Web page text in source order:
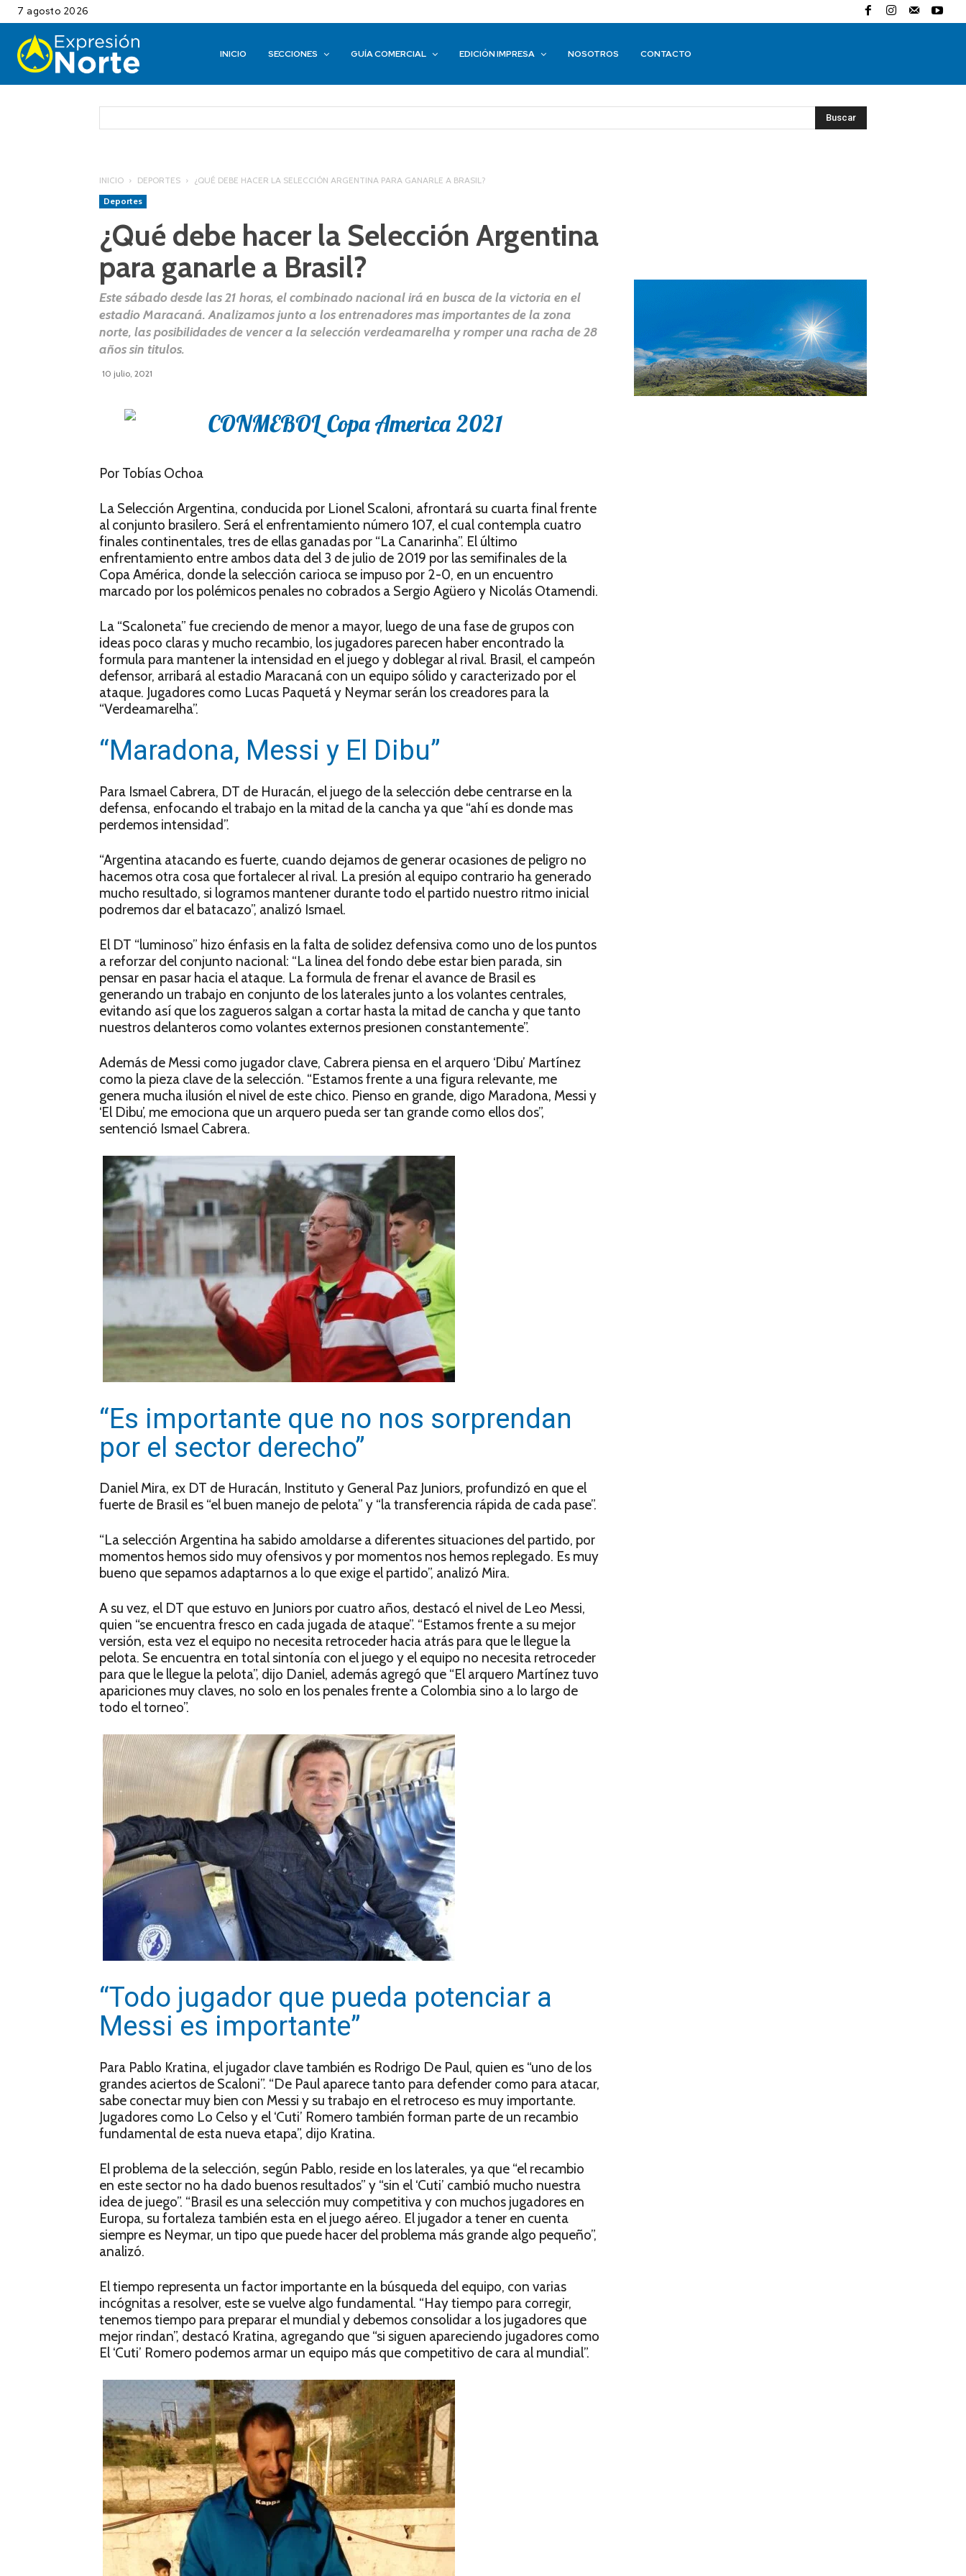
7 agosto 2026
INICIO SECCIONES GUÍA COMERCIAL EDICIÓN IMPRESA NOSOTROS CONTACTO
Buscar
INICIO DEPORTES
¿QUÉ DEBE HACER LA SELECCIÓN ARGENTINA PARA GANARLE A BRASIL?
Deportes
¿Qué debe hacer la Selección Argentina
para ganarle a Brasil?
Este sábado desde las 21 horas, el combinado nacional irá en busca de la victoria en el
estadio Maracaná. Analizamos junto a los entrenadores mas importantes de la zona
norte, las posibilidades de vencer a la selección verdeamarelha y romper una racha de 28
años sin titulos.
10 julio, 2021
Por Tobías Ochoa
La Selección Argentina, conducida por Lionel Scaloni, afrontará su cuarta final frente
al conjunto brasilero. Será el enfrentamiento número 107, el cual contempla cuatro
finales continentales, tres de ellas ganadas por “La Canarinha”. El último
enfrentamiento entre ambos data del 3 de julio de 2019 por las semifinales de la
Copa América, donde la selección carioca se impuso por 2-0, en un encuentro
marcado por los polémicos penales no cobrados a Sergio Agüero y Nicolás Otamendi.
La “Scaloneta” fue creciendo de menor a mayor, luego de una fase de grupos con
ideas poco claras y mucho recambio, los jugadores parecen haber encontrado la
formula para mantener la intensidad en el juego y doblegar al rival. Brasil, el campeón
defensor, arribará al estadio Maracaná con un equipo sólido y caracterizado por el
ataque. Jugadores como Lucas Paquetá y Neymar serán los creadores para la
“Verdeamarelha”.
“Maradona, Messi y El Dibu”
Para Ismael Cabrera, DT de Huracán, el juego de la selección debe centrarse en la
defensa, enfocando el trabajo en la mitad de la cancha ya que “ahí es donde mas
perdemos intensidad”.
“Argentina atacando es fuerte, cuando dejamos de generar ocasiones de peligro no
hacemos otra cosa que fortalecer al rival. La presión al equipo contrario ha generado
mucho resultado, si logramos mantener durante todo el partido nuestro ritmo inicial
podremos dar el batacazo”, analizó Ismael.
El DT “luminoso” hizo énfasis en la falta de solidez defensiva como uno de los puntos
a reforzar del conjunto nacional: “La linea del fondo debe estar bien parada, sin
pensar en pasar hacia el ataque. La formula de frenar el avance de Brasil es
generando un trabajo en conjunto de los laterales junto a los volantes centrales,
evitando así que los zagueros salgan a cortar hasta la mitad de cancha y que tanto
nuestros delanteros como volantes externos presionen constantemente”.
Además de Messi como jugador clave, Cabrera piensa en el arquero ‘Dibu’ Martínez
como la pieza clave de la selección. “Estamos frente a una figura relevante, me
genera mucha ilusión el nivel de este chico. Pienso en grande, digo Maradona, Messi y
‘El Dibu’, me emociona que un arquero pueda ser tan grande como ellos dos”,
sentenció Ismael Cabrera.
“Es importante que no nos sorprendan
por el sector derecho”
Daniel Mira, ex DT de Huracán, Instituto y General Paz Juniors, profundizó en que el
fuerte de Brasil es “el buen manejo de pelota” y “la transferencia rápida de cada pase”.
“La selección Argentina ha sabido amoldarse a diferentes situaciones del partido, por
momentos hemos sido muy ofensivos y por momentos nos hemos replegado. Es muy
bueno que sepamos adaptarnos a lo que exige el partido”, analizó Mira.
A su vez, el DT que estuvo en Juniors por cuatro años, destacó el nivel de Leo Messi,
quien “se encuentra fresco en cada jugada de ataque”. “Estamos frente a su mejor
versión, esta vez el equipo no necesita retroceder hacia atrás para que le llegue la
pelota. Se encuentra en total sintonía con el juego y el equipo no necesita retroceder
para que le llegue la pelota”, dijo Daniel, además agregó que “El arquero Martínez tuvo
apariciones muy claves, no solo en los penales frente a Colombia sino a lo largo de
todo el torneo”.
“Todo jugador que pueda potenciar a
Messi es importante”
Para Pablo Kratina, el jugador clave también es Rodrigo De Paul, quien es “uno de los
grandes aciertos de Scaloni”. “De Paul aparece tanto para defender como para atacar,
sabe conectar muy bien con Messi y su trabajo en el retroceso es muy importante.
Jugadores como Lo Celso y el ‘Cuti’ Romero también forman parte de un recambio
fundamental de esta nueva etapa”, dijo Kratina.
El problema de la selección, según Pablo, reside en los laterales, ya que “el recambio
en este sector no ha dado buenos resultados” y “sin el ‘Cuti’ cambió mucho nuestra
idea de juego”. “Brasil es una selección muy competitiva y con muchos jugadores en
Europa, su fortaleza también esta en el juego aéreo. El jugador a tener en cuenta
siempre es Neymar, un tipo que puede hacer del problema más grande algo pequeño”,
analizó.
El tiempo representa un factor importante en la búsqueda del equipo, con varias
incógnitas a resolver, este se vuelve algo fundamental. “Hay tiempo para corregir,
tenemos tiempo para preparar el mundial y debemos consolidar a los jugadores que
mejor rindan”, destacó Kratina, agregando que “si siguen apareciendo jugadores como
El ‘Cuti’ Romero podemos armar un equipo más que competitivo de cara al mundial”.